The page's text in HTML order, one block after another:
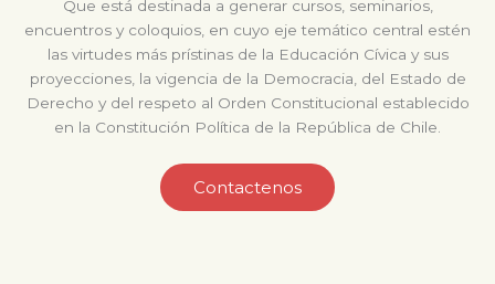
Que está destinada a generar cursos, seminarios,
encuentros y coloquios, en cuyo eje temático central estén
las virtudes más prístinas de la Educación Cívica y sus
proyecciones, la vigencia de la Democracia, del Estado de
Derecho y del respeto al Orden Constitucional establecido
en la Constitución Política de la República de Chile.
Contactenos